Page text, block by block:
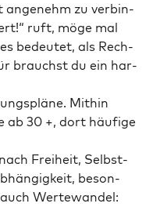
ange­nehm zu ver­bin­
ruft, möge mal
bedeu­tet, als Rech­
brauchst du ein har­
Mit­hin
ab 30 +, dort häu­fi­ge
Frei­heit, Selbst­
beson­
Wer­te­wan­del: